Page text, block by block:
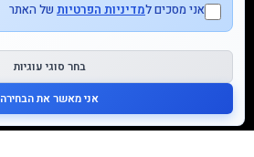
המגזין
אודות
ביטול עסקה
שומרים על קשר
Nest - מקום להורים וטף
NEST LINE
אני מסכים למדיניות הפרטיות של האתר
בחר סוגי עוגיות
אני מאשר את הבחירה